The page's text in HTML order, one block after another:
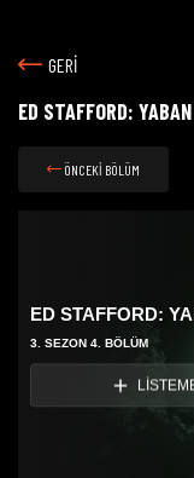
GERİ
ED STAFFORD:
ÖNCEKİ BÖLÜM
ED STAFFORD:
3. SEZON 4. BÖLÜM